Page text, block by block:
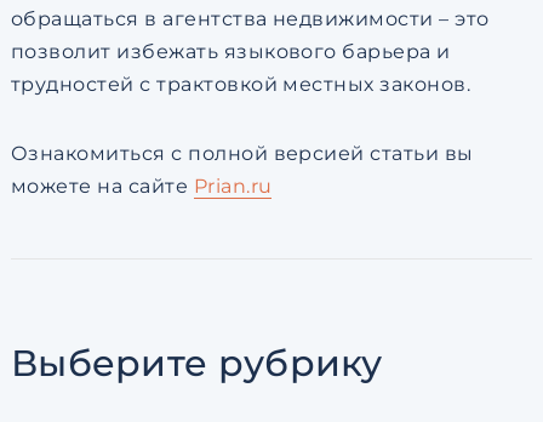
обращаться в агентства недвижимости – это
позволит избежать языкового барьера и
трудностей с трактовкой местных законов.
Ознакомиться с полной версией статьи вы
можете на сайте Prian.ru
Выберите рубрику